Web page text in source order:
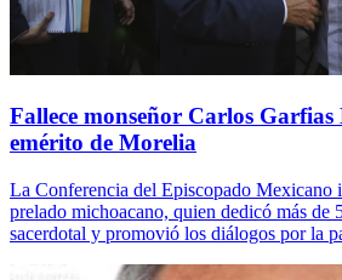
Fallece monseñor Carlos
emérito de Morelia
La Conferencia del Episcopado Mexicano
prelado michoacano, quien dedicó más de
sacerdotal y promovió los diálogos por la